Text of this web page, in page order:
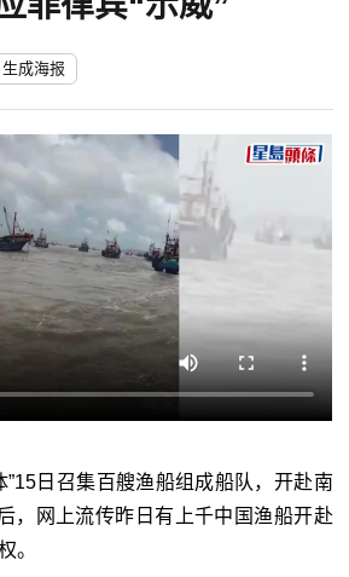
生成海报
”15日召集百艘渔船组成船队，开赴南
，网上流传昨日有上千中国渔船开赴
。